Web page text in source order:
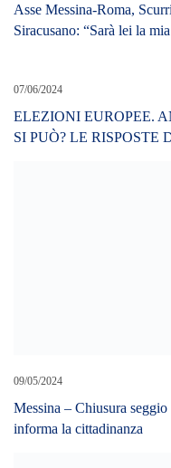
Asse Messina-Roma,
Siracusano: “Sarà lei la
07/06/2024
ELEZIONI EUROPEE.
SI PUÒ? LE RISPOSTE
09/05/2024
Messina – Chiusura
informa la cittadinanza